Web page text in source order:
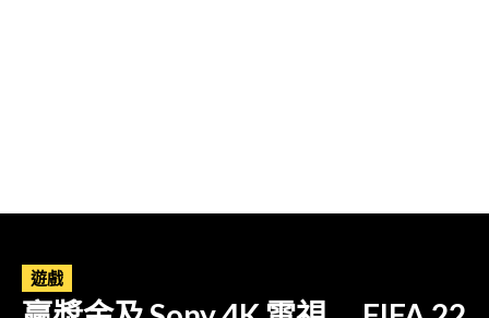
遊戲